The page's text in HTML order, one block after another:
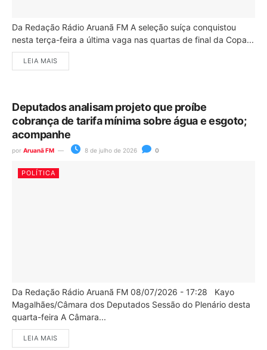
Da Redação Rádio Aruanã FM A seleção suíça conquistou
nesta terça-feira a última vaga nas quartas de final da Copa...
LEIA MAIS
Deputados analisam projeto que proíbe
cobrança de tarifa mínima sobre água e esgoto;
acompanhe
por Aruanã FM 8 de julho de 2026 0
POLÍTICA
Da Redação Rádio Aruanã FM 08/07/2026 - 17:28 Kayo
Magalhães/Câmara dos Deputados Sessão do Plenário desta
quarta-feira A Câmara...
LEIA MAIS